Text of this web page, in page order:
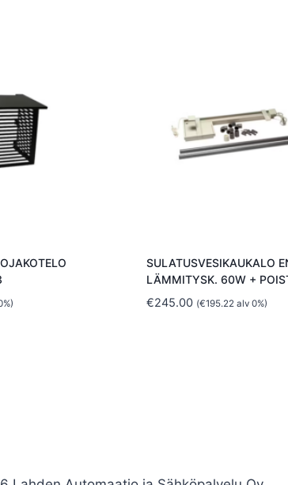
SULATUSVESIKAUKALO
LÄMMITYSK. 60W +
€245.00 (€195.22alv 0%)